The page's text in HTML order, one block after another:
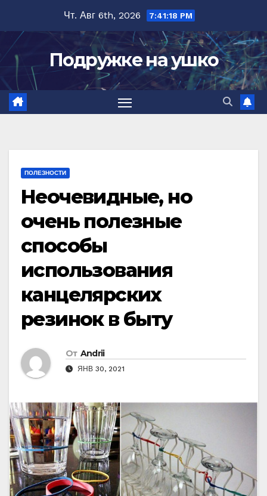
содержимому
Чт. Авг 6th, 2026 7:41:20 PM
Подружке на ушко
ПОЛЕЗНОСТИ
Неочевидные, но
очень полезные
способы
использования
канцелярских
резинок в быту
От Andrii
ЯНВ 30, 2021